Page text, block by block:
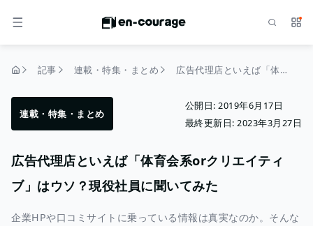
メニュー サ
記事 連載・特集・まとめ 広告代理店といえば「体育会系orクリエイティブ」はウソ？現役社員に聞いてみた
連載・特集・まとめ
公開日: 2019年6月17日
最終更新日: 2023年3月27日
広告代理店といえば「体育会系orクリエイティ
ブ」はウソ？現役社員に聞いてみた
企業HPや口コミサイトに乗っている情報は真実なのか。そんな